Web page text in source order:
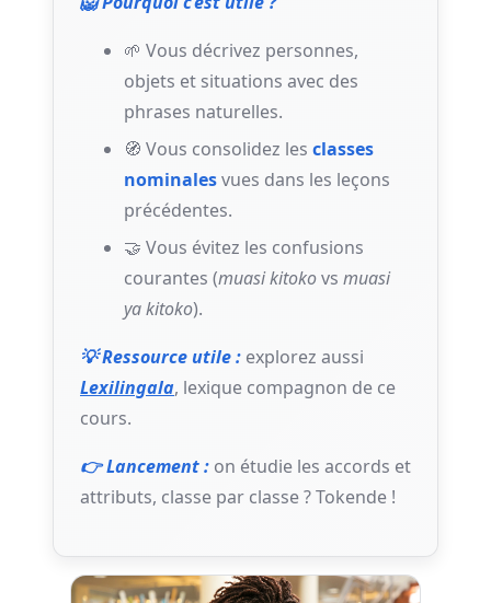
🌱 Vous décrivez personnes,
objets et situations avec des
phrases naturelles.
🧭 Vous consolidez les classes
nominalesvues dans les leçons
précédentes.
🤝 Vous évitez les confusions
courantes (muasi kitokovs muasi
ya kitoko).
💡 Ressource utile : explorez aussi
Lexilingala, lexique compagnon de ce
cours.
👉 Lancement : on étudie les accords et
attributs, classe par classe ? Tokende !